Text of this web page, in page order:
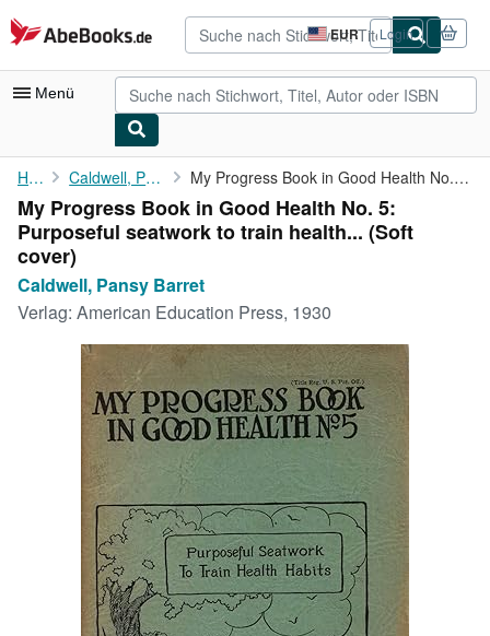
Zum Hauptinhalt
AbeBooks.de EUR
Seite
der
Einkaufseinstellungen.
Login
Menü
Nutzerkonto
Meine Bestellungen
Detailsuche
Sammlungen
Antiquarische Bücher
Kunst & Sammlerstücke
Verkäufer
Verkäufer werden
SCHLIESSEN
Home Caldwell, Pansy Barret My Progress Book in Good Health No. 5: Purposeful seatwork to ...
My Progress Book in Good Health No. 5:
Purposeful seatwork to train health... (Soft
cover)
Caldwell, Pansy Barret
Verlag: American Education Press, 1930